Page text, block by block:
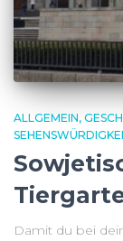
ALLGEMEIN
Damit du bei